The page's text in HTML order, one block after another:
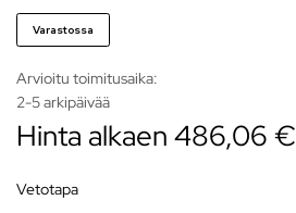
Varastossa
Arvioitu toimitusaika:
2-5 arkipäivää
Hinta alkaen 486,06 €
vetotapa